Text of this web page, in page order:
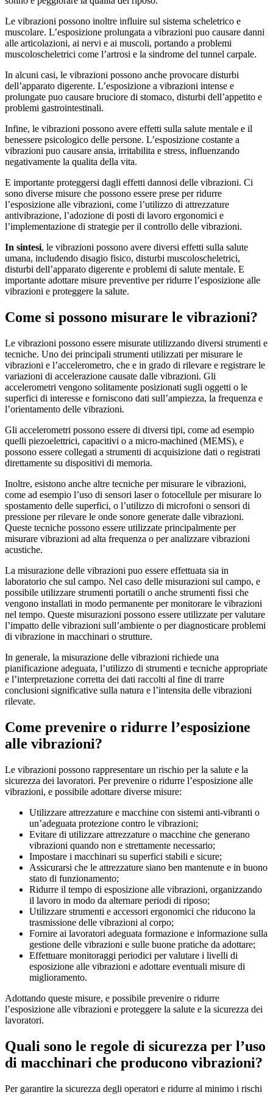
Le vibrazioni possono inoltre influire sul sistema scheletrico e
muscolare. L’esposizione prolungata a vibrazioni puo causare danni
alle articolazioni, ai nervi e ai muscoli, portando a problemi
muscoloscheletrici come l’artrosi e la sindrome del tunnel carpale.
In alcuni casi, le vibrazioni possono anche provocare disturbi
dell’apparato digerente. L’esposizione a vibrazioni intense e
prolungate puo causare bruciore di stomaco, disturbi dell’appetito e
problemi gastrointestinali.
Infine, le vibrazioni possono avere effetti sulla salute mentale e il
benessere psicologico delle persone. L’esposizione costante a
vibrazioni puo causare ansia, irritabilita e stress, influenzando
negativamente la qualita della vita.
E importante proteggersi dagli effetti dannosi delle vibrazioni. Ci
sono diverse misure che possono essere prese per ridurre
l’esposizione alle vibrazioni, come l’utilizzo di attrezzature
antivibrazione, l’adozione di posti di lavoro ergonomici e
l’implementazione di strategie per il controllo delle vibrazioni.
In sintesi, le vibrazioni possono avere diversi effetti sulla salute
umana, includendo disagio fisico, disturbi muscoloscheletrici,
disturbi dell’apparato digerente e problemi di salute mentale. E
importante adottare misure preventive per ridurre l’esposizione alle
vibrazioni e proteggere la salute.
Come si possono misurare le vibrazioni?
Le vibrazioni possono essere misurate utilizzando diversi strumenti e
tecniche. Uno dei principali strumenti utilizzati per misurare le
vibrazioni e l’accelerometro, che e in grado di rilevare e registrare le
variazioni di accelerazione causate dalle vibrazioni. Gli
accelerometri vengono solitamente posizionati sugli oggetti o le
superfici di interesse e forniscono dati sull’ampiezza, la frequenza e
l’orientamento delle vibrazioni.
Gli accelerometri possono essere di diversi tipi, come ad esempio
quelli piezoelettrici, capacitivi o a micro-machined (MEMS), e
possono essere collegati a strumenti di acquisizione dati o registrati
direttamente su dispositivi di memoria.
Inoltre, esistono anche altre tecniche per misurare le vibrazioni,
come ad esempio l’uso di sensori laser o fotocellule per misurare lo
spostamento delle superfici, o l’utilizzo di microfoni o sensori di
pressione per rilevare le onde sonore generate dalle vibrazioni.
Queste tecniche possono essere utilizzate principalmente per
misurare vibrazioni ad alta frequenza o per analizzare vibrazioni
acustiche.
La misurazione delle vibrazioni puo essere effettuata sia in
laboratorio che sul campo. Nel caso delle misurazioni sul campo, e
possibile utilizzare strumenti portatili o anche strumenti fissi che
vengono installati in modo permanente per monitorare le vibrazioni
nel tempo. Queste misurazioni possono essere utilizzate per valutare
l’impatto delle vibrazioni sull’ambiente o per diagnosticare problemi
di vibrazione in macchinari o strutture.
In generale, la misurazione delle vibrazioni richiede una
pianificazione adeguata, l’utilizzo di strumenti e tecniche appropriate
e l’interpretazione corretta dei dati raccolti al fine di trarre
conclusioni significative sulla natura e l’intensita delle vibrazioni
rilevate.
Come prevenire o ridurre l’esposizione
alle vibrazioni?
Le vibrazioni possono rappresentare un rischio per la salute e la
sicurezza dei lavoratori. Per prevenire o ridurre l’esposizione alle
vibrazioni, e possibile adottare diverse misure:
Utilizzare attrezzature e macchine con sistemi anti-vibranti o
un’adeguata protezione contro le vibrazioni;
Evitare di utilizzare attrezzature o macchine che generano
vibrazioni quando non e strettamente necessario;
Impostare i macchinari su superfici stabili e sicure;
Assicurarsi che le attrezzature siano ben mantenute e in buono
stato di funzionamento;
Ridurre il tempo di esposizione alle vibrazioni, organizzando
il lavoro in modo da alternare periodi di riposo;
Utilizzare strumenti e accessori ergonomici che riducono la
trasmissione delle vibrazioni al corpo;
Fornire ai lavoratori adeguata formazione e informazione sulla
gestione delle vibrazioni e sulle buone pratiche da adottare;
Effettuare monitoraggi periodici per valutare i livelli di
esposizione alle vibrazioni e adottare eventuali misure di
miglioramento.
Adottando queste misure, e possibile prevenire o ridurre
l’esposizione alle vibrazioni e proteggere la salute e la sicurezza dei
lavoratori.
Quali sono le regole di sicurezza per l’uso
di macchinari che producono vibrazioni?
Per garantire la sicurezza degli operatori e ridurre al minimo i rischi